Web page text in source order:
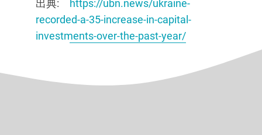
出典:
https://ubn.news/ukraine-
recorded-a-35-increase-in-capital-
investments-over-the-past-year/